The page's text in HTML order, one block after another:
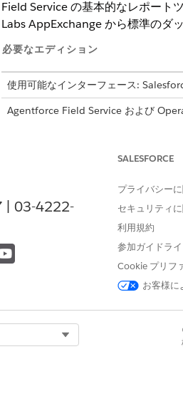
Field Service の基本的なレポート
Labs AppExchange から標準のダ
必要なエディション
使用可能なインターフェース:
Agentforce Field Service および
Field Service 重要業績評価指標の設
用すると、効率的なスケジュール
Field Service のレポートタイプの作
レポートタイプを作成し、組織の
ケーションを使用します。
Salesforce Labs Field Service ダッ
Field Service ダッシュボードおよ
シュボードを使用して、フィール
| 03-4222-
SALESFORCE
プライバシー
セキュリティ
利用規約
参加ガイドラ
Cookie プリフ
お客様に